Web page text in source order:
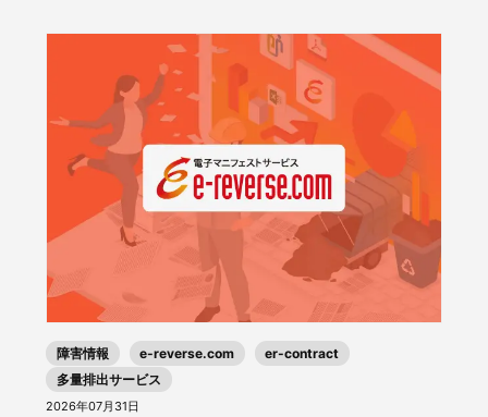
障害情報 e-reverse.com
er-contract
多量排出サービス
2026年07月31日